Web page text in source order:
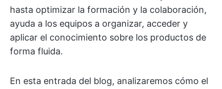
hasta optimizar la formación y la colaboración,
ayuda a los equipos a organizar, acceder y
aplicar el conocimiento sobre los productos de
forma fluida.
En esta entrada del blog, analizaremos cómo el